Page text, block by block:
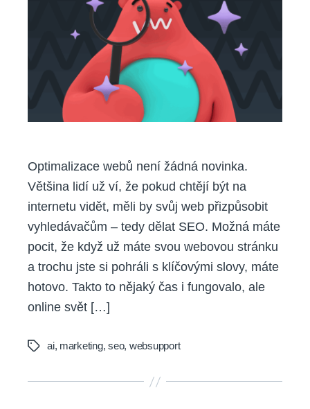
Optimalizace webů není žádná novinka.
Většina lidí už ví, že pokud chtějí být na
internetu vidět, měli by svůj web přizpůsobit
vyhledávačům – tedy dělat SEO. Možná máte
pocit, že když už máte svou webovou stránku
a trochu jste si pohráli s klíčovými slovy, máte
hotovo. Takto to nějaký čas i fungovalo, ale
online svět […]
Tagsai, marketing,seo, websupport